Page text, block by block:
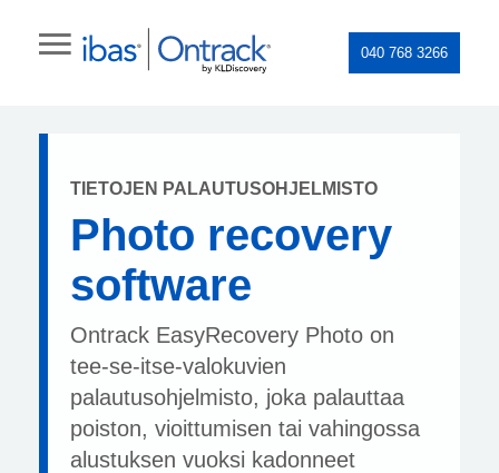
040 768 3266
TIETOJEN PALAUTUSOHJELMISTO
Photo recovery
software
Ontrack EasyRecovery Photo on
tee-se-itse-valokuvien
palautusohjelmisto, joka palauttaa
poiston, vioittumisen tai vahingossa
alustuksen vuoksi kadonneet